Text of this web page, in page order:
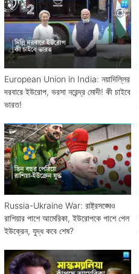
European Union in India: নয়াদিল্লির
দরবারে ইউরোপ, ভরসা নরেন্দ্র মোদী! কী চাইবে
ভারত!
Russia-Ukraine War: রাষ্ট্রসঙ্ঘেও
রাশিয়ার পাশে আমেরিকা, ইউরোপকে পাশে পেল
ইউক্রেন, যুদ্ধ কবে শেষ?